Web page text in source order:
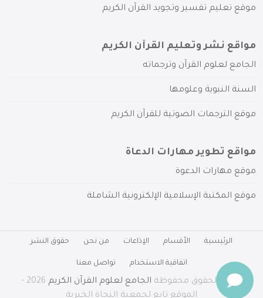
موقع تعليم تفسير وتجويد القرآن الكريم
مواقع نشر وتعليم القرآن الكريم
الجامع لعلوم القرآن وترجماته
السنة النبوية وعلومها
موقع الترجمات الصوتية للقرآن الكريم
مواقع تطوير مهارات الدعاة
موقع مهارات الدعوة
موقع المكتبة الإسلامية الإلكترونية الشاملة
الرئيسية الأقسام الإذاعات من نحن حقوق النشر
اتفاقية الاستخدام تواصل معنا
جميع الحقوق محفوظة الجامع لعلوم القرآن الكريم
2026 -
الموقع تابع لجمعية النجاة الخيرية